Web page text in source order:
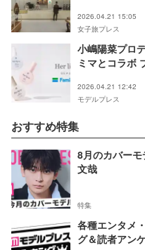
2026.04.21 15:05
女子旅プレス
小嶋陽菜プロ
ミマとコラボ
2026.04.21 12:42
モデルプレス
おすすめ特集
8月のカバー
文哉
特集
各種エンタメ
グ＆読者アン